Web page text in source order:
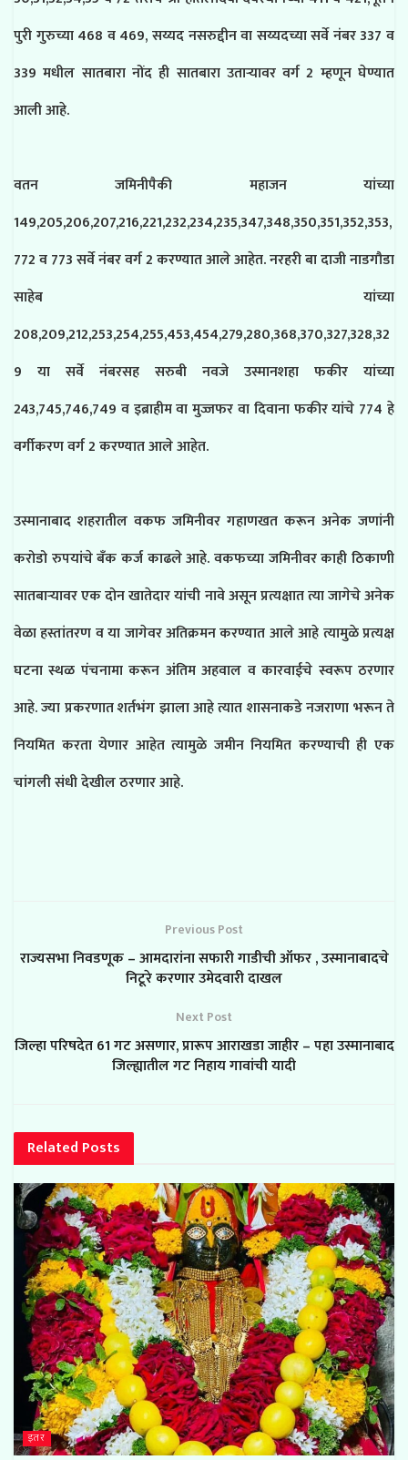
पुरी गुरुच्या 468 व 469, सय्यद नसरुद्दीन वा सय्यदच्या सर्वे नंबर 337 व
339 मधील सातबारा नोंद ही सातबारा उताऱ्यावर वर्ग 2 म्हणून घेण्यात
आली आहे.
वतन जमिनीपैकी महाजन यांच्या
149,205,206,207,216,221,232,234,235,347,348,350,351,352,353,
772 व 773 सर्वे नंबर वर्ग 2 करण्यात आले आहेत. नरहरी बा दाजी नाडगौडा
साहेब यांच्या
208,209,212,253,254,255,453,454,279,280,368,370,327,328,32
9 या सर्वे नंबरसह सरुबी नवजे उस्मानशहा फकीर यांच्या
243,745,746,749 व इब्राहीम वा मुज्जफर वा दिवाना फकीर यांचे 774 हे
वर्गीकरण वर्ग 2 करण्यात आले आहेत.
उस्मानाबाद शहरातील वकफ जमिनीवर गहाणखत करून अनेक जणांनी
करोडो रुपयांचे बँक कर्ज काढले आहे. वकफच्या जमिनीवर काही ठिकाणी
सातबाऱ्यावर एक दोन खातेदार यांची नावे असून प्रत्यक्षात त्या जागेचे अनेक
वेळा हस्तांतरण व या जागेवर अतिक्रमन करण्यात आले आहे त्यामुळे प्रत्यक्ष
घटना स्थळ पंचनामा करून अंतिम अहवाल व कारवाईचे स्वरूप ठरणार
आहे. ज्या प्रकरणात शर्तभंग झाला आहे त्यात शासनाकडे नजराणा भरून ते
नियमित करता येणार आहेत त्यामुळे जमीन नियमित करण्याची ही एक
चांगली संधी देखील ठरणार आहे.
Previous Post
राज्यसभा निवडणूक – आमदारांना सफारी गाडीची ऑफर , उस्मानाबादचे
निटूरे करणार उमेदवारी दाखल
Next Post
जिल्हा परिषदेत 61 गट असणार, प्रारूप आराखडा जाहीर – पहा उस्मानाबाद
जिल्ह्यातील गट निहाय गावांची यादी
Related Posts
इतर